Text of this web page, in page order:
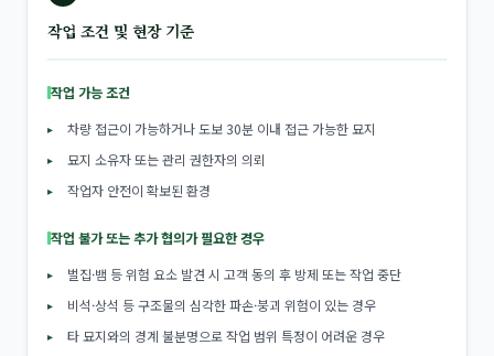
작업 조건 및 현장 기준
작업 가능 조건
차량 접근이 가능하거나 도보 30분 이내 접근 가능한 묘지
묘지 소유자 또는 관리 권한자의 의뢰
작업자 안전이 확보된 환경
작업 불가 또는 추가 협의가 필요한 경우
벌집·뱀 등 위험 요소 발견 시 고객 동의 후 방제 또는 작업 중단
비석·상석 등 구조물의 심각한 파손·붕괴 위험이 있는 경우
타 묘지와의 경계 불분명으로 작업 범위 특정이 어려운 경우